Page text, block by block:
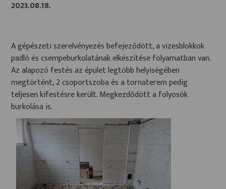
2023.08.18.
A gépészeti szerelvényezés befejeződött, a vizesblokkok
padló és csempeburkolatának elkészítése folyamatban van.
Az alapozó festés az épület legtöbb helyiségében
megtörtént, 2 csoportszoba és a tornaterem pedig
teljesen kifestésre került. Megkezdődött a folyosók
burkolása is.